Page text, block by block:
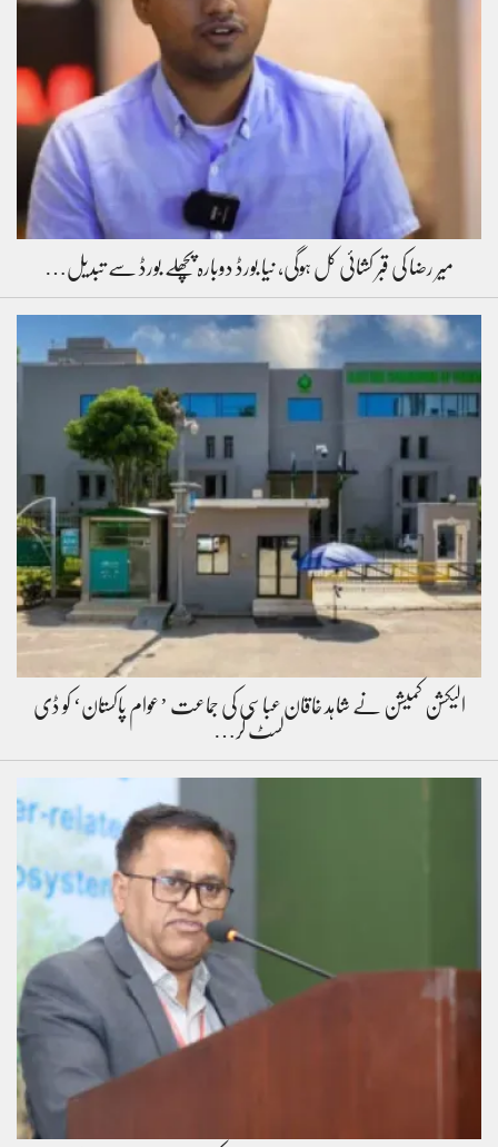
میر رضا کی قبر کشائی کل ہوگی، نیا بورڈ دوبارہ پچھلے بورڈ سے تبدیل…
الیکشن کمیشن نے شاہد خاقان عباسی کی جماعت ’عوام پاکستان‘ کو ڈی
لسٹ کر…